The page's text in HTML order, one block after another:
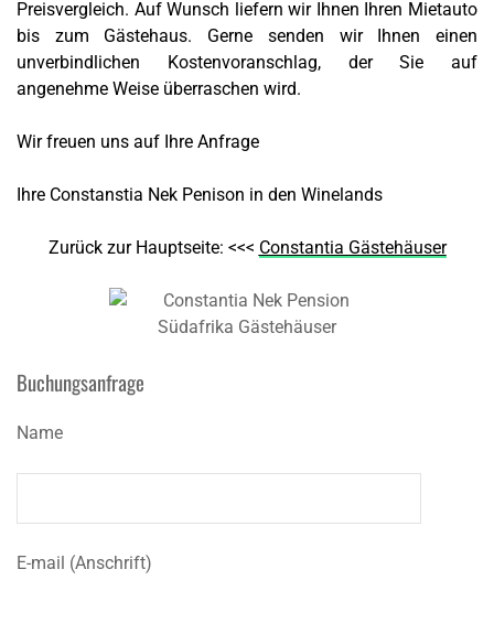
Preisvergleich. Auf Wunsch liefern wir Ihnen Ihren Mietauto
bis zum Gästehaus. Gerne senden wir Ihnen einen
unverbindlichen Kostenvoranschlag, der Sie auf
angenehme Weise überraschen wird.
Wir freuen uns auf Ihre Anfrage
Ihre Constanstia Nek Penison in den Winelands
Zurück zur Hauptseite: <<< Constantia Gästehäuser
Buchungsanfrage
Name
E-mail (Anschrift)